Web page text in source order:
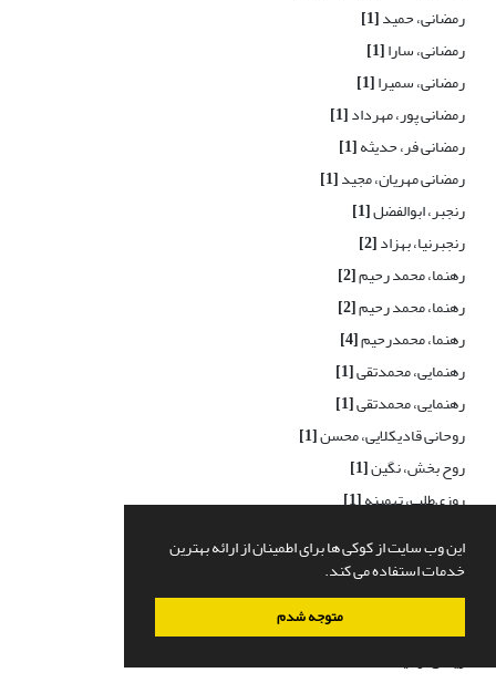
این وب سایت از کوکی ها برای اطمینان از ارائه بهترین
خدمات استفاده می کند.
متوجه شدم
رمضانی، حمید[1]
رمضانی، سارا[1]
رمضانی، سمیرا[1]
رمضانی پور، مهرداد[1]
رمضانی فر، حدیثه[1]
رمضانی مهریان، مجید[1]
رنجبر، ابوالفضل[1]
رنجبرنیا، بهزاد[2]
رهنما، محمد رحیم[2]
رهنما، محمد رحیم[2]
رهنما، محمدرحیم[4]
رهنمایی، محمدتقی[1]
رهنمایی، محمدتقی[1]
روحانی قادیکلایی، محسن[1]
روح بخش، نگین[1]
روزی‌طلب، تهمینه[1]
روستا، مریم[2]
روستایی، شهریور[6]
روی دل، جابر[1]
ریاحی، وحید[1]